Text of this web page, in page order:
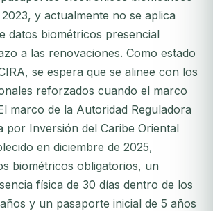
y actualmente no se aplica
datos biométricos presencial
a las renovaciones. Como estado
se espera que se alinee con los
reforzados cuando el marco
marco de la Autoridad Reguladora
por Inversión del Caribe Oriental
en diciembre de 2025,
biométricos obligatorios, un
física de 30 días dentro de los
y un pasaporte inicial de 5 años